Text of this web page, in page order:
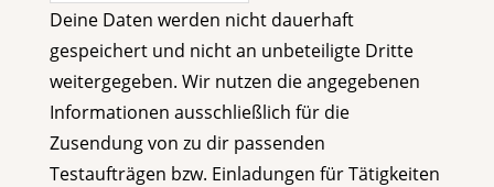
Deine Daten werden nicht dauerhaft
gespeichert und nicht an unbeteiligte Dritte
weitergegeben. Wir nutzen die angegebenen
Informationen ausschließlich für die
Zusendung von zu dir passenden
Testaufträgen bzw. Einladungen für Tätigkeiten